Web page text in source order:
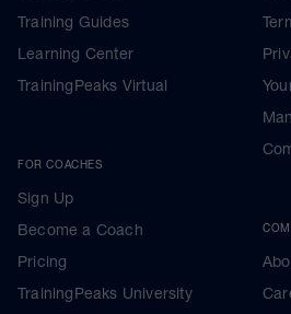
Training Guides
Learning Center
TrainingPeaks Virtual
FOR COACHES
Sign Up
Become a Coach
Pricing
TrainingPeaks University